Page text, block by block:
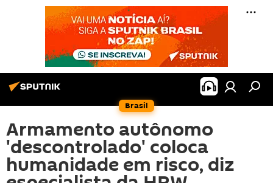
Brasil
Armamento autônomo
'descontrolado' coloca
humanidade em risco, diz